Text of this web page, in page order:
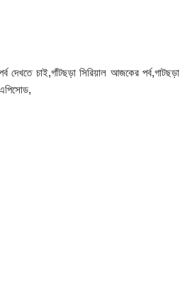
চাই,গাঁটছড়া সিরিয়াল আজকের পর্ব,গাটছড়া